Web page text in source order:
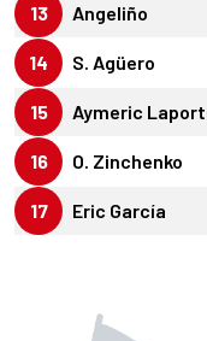
13 Angeliño
14 S. Agüero
15 Aymeric
16 O. Zinchenko
17 Eric García